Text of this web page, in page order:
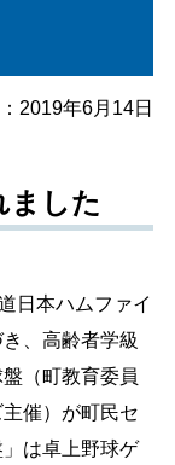
・福祉
2019年6月14日
ました
日本ハムファイ
、高齢者学級
（町教育委員
催）が町民セ
は卓上野球ゲ